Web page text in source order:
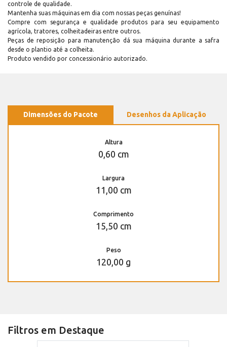
controle de qualidade.
Mantenha suas máquinas em dia com nossas peças genuínas!
Compre com segurança e qualidade produtos para seu equipamento
agrícola, tratores, colheitadeiras entre outros.
Peças de reposição para manutenção dá sua máquina durante a safra
desde o plantio até a colheita.
Produto vendido por concessionário autorizado.
Dimensões do Pacote Desenhos da Aplicação
Altura
0,60 cm
Largura
11,00 cm
Comprimento
15,50 cm
Peso
120,00 g
Filtros em Destaque